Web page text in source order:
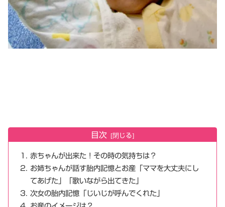
目次
赤ちゃんが出来た！その時の気持ちは？
お姉ちゃんが話す胎内記憶とお産「ママを大丈夫にし
てあげた」「歌いながら出てきた」
次女の胎内記憶「じいじが呼んでくれた」